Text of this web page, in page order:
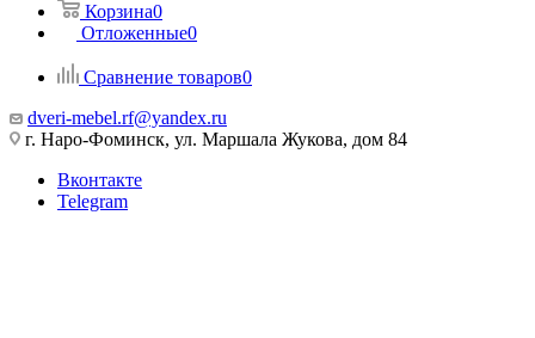
Корзина0
Отложенные0
Сравнение товаров0
dveri-mebel.rf@yandex.ru
г. Наро-Фоминск, ул. Маршала Жукова, дом 84
Вконтакте
Telegram